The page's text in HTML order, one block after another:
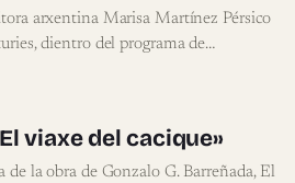
arxentina Marisa Martínez Pérsico
dientro del programa de…
viaxe del cacique»
de la obra de Gonzalo G. Barreñada, El